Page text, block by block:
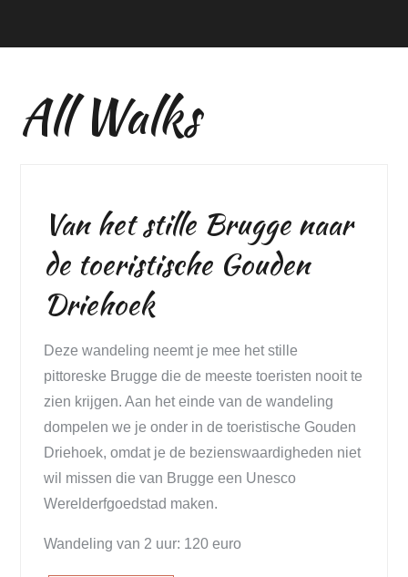
All Walks
Van het stille Brugge naar
de toeristische Gouden
Driehoek
Deze wandeling neemt je mee het stille
pittoreske Brugge die de meeste toeristen nooit te
zien krijgen. Aan het einde van de wandeling
dompelen we je onder in de toeristische Gouden
Driehoek, omdat je de bezienswaardigheden niet
wil missen die van Brugge een Unesco
Werelderfgoedstad maken.
Wandeling van 2 uur: 120 euro